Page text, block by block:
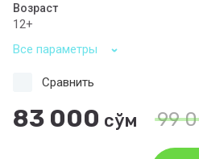
Возраст
12+
Все параметры
99
83 000 сўм
Сравнить